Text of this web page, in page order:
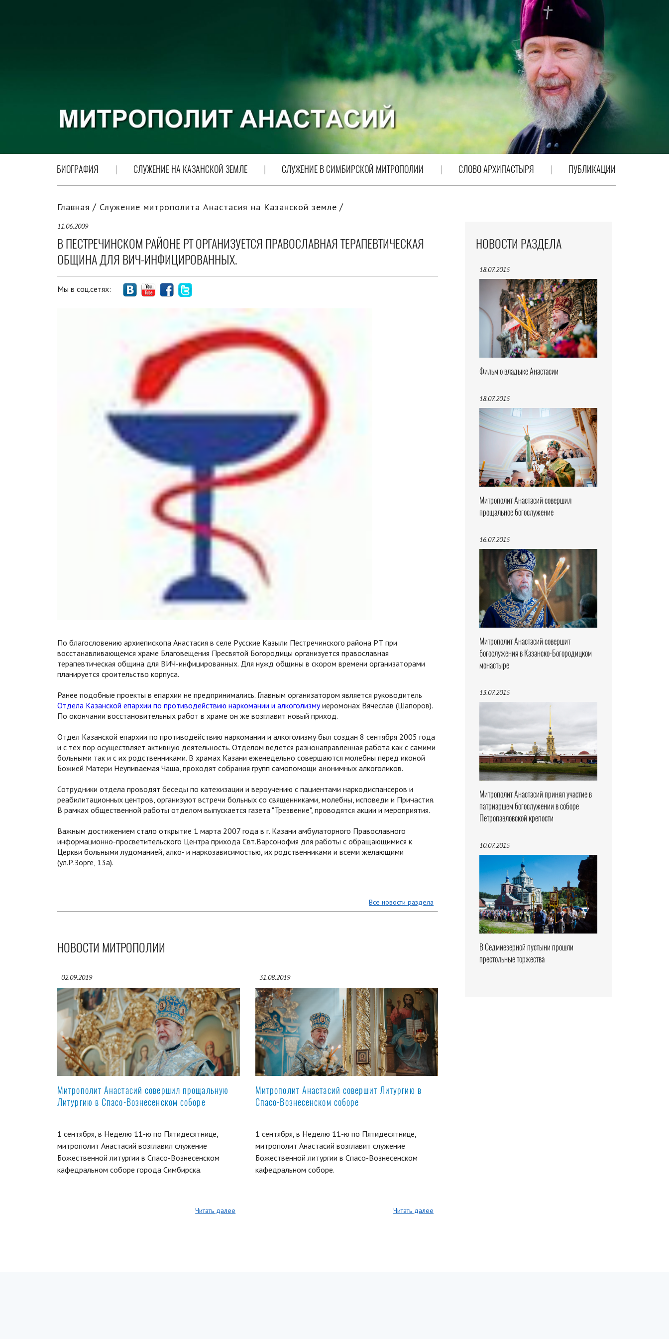
БИОГРАФИЯ СЛУЖЕНИЕ НА КАЗАНСКОЙ ЗЕМЛЕ СЛУЖЕНИЕ В СИМБИРСКОЙ МИТРОПОЛИИ СЛОВО АРХИПАСТЫРЯ ПУБЛИКАЦИИ
НОВОСТИ РАЗДЕЛА
18.07.2015
Фильм о владыке Анастасии
18.07.2015
Митрополит Анастасий совершил
прощальное богослужение
16.07.2015
Митрополит Анастасий совершит
богослужения в Казанско-Богородицком
монастыре
13.07.2015
Митрополит Анастасий принял участие в
патриаршем богослужении в соборе
Петропавловской крепости
10.07.2015
В Седмиезерной пустыни прошли
престольные торжества
Главная Служение митрополита Анастасия на Казанской земле
11.06.2009
В ПЕСТРЕЧИНСКОМ РАЙОНЕ РТ ОРГАНИЗУЕТСЯ ПРАВОСЛАВНАЯ ТЕРАПЕВТИЧЕСКАЯ
ОБЩИНА ДЛЯ ВИЧ-ИНФИЦИРОВАННЫХ.
Мы в соц.сетях:
По благословению архиепископа Анастасия в селе Русские Казыли Пестречинского района РТ при
восстанавливающемся храме Благовещения Пресвятой Богородицы организуется православная
терапевтическая община для ВИЧ-инфицированных. Для нужд общины в скором времени организаторами
планируется сроительство корпуса.
Ранее подобные проекты в епархии не предпринимались. Главным организатором является руководитель
Отдела Казанской епархии по противодействию наркомании и алкоголизмуиеромонах Вячеслав (Шапоров).
По окончании восстановительных работ в храме он же возглавит новый приход.
Отдел Казанской епархии по противодействию наркомании и алкоголизму был создан 8 сентября 2005 года
и с тех пор осуществляет активную деятельность. Отделом ведется разнонаправленная работа как с самими
больными так и с их родственниками. В храмах Казани еженедельно совершаются молебны перед иконой
Божией Матери Неупиваемая Чаша, проходят собрания групп самопомощи анонимных алкоголиков.
Сотрудники отдела проводят беседы по катехизации и вероучению с пациентами наркодиспансеров и
реабилитационных центров, организуют встречи больных со священниками, молебны, исповеди и Причастия.
В рамках общественной работы отделом выпускается газета "Трезвение", проводятся акции и мероприятия.
Важным достижением стало открытие 1 марта 2007 года в г. Казани амбулаторного Православного
информационно-просветительского Центра прихода Свт.Варсонофия для работы с обращающимися к
Церкви больными лудоманией, алко- и наркозависимостью, их родственниками и всеми желающими
(ул.Р.Зорге, 13а).
Все новости раздела
НОВОСТИ МИТРОПОЛИИ
02.09.2019
Митрополит Анастасий совершил прощальную
Литургию в Спасо-Вознесенском соборе
1 сентября, в Неделю 11-ю по Пятидесятнице,
митрополит Анастасий возглавил служение
Божественной литургии в Спасо-Вознесенском
кафедральном соборе города Симбирска.
Читать далее
31.08.2019
Митрополит Анастасий совершит Литургию в
Спасо-Вознесенском соборе
1 сентября, в Неделю 11-ю по Пятидесятнице,
митрополит Анастасий возглавит служение
Божественной литургии в Спасо-Вознесенском
кафедральном соборе.
Читать далее